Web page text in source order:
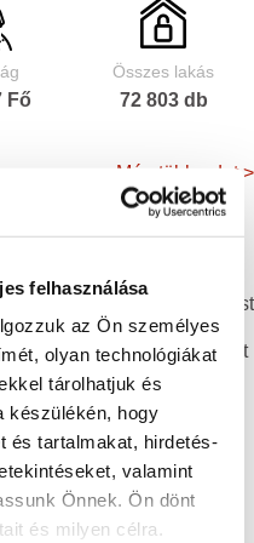
felhasználása
az Ön személyes
olyan technológiákat
tárolhatjuk és
készülékén, hogy
és tartalmakat, hirdetés-
valamint
Önnek. Ön dönt
és milyen célra.
Fő
Összes lakás
72 803 db
Még több adat >
Eladó panellakás Budapest
Eladó téglalakás Budapest
Eladó penthouse lakás
Budapest
Eladó lakás Budapest
Budapesten a XIII.